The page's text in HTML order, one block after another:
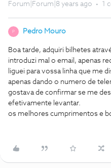
Forum|Forum|8 years ago 1
P Pedro Mouro
Boa tarde, adquiri bilhetes
introduzi mal o email, apenas
liguei para vossa linha que me
apenas dando o numero de
gostava de confirmar se me
efetivamente levantar.
os melhores cumprimentos e